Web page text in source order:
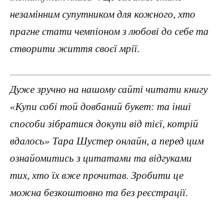
незамінним супутником для кожного, хто
прагне стати чемпіоном з любові до себе та
створити життя своєї мрії.
Дуже зручно на нашому сайті читати книгу
«Купи собі той довбаний букет: та інші
способи зібратися докупи від тієї, котрій
вдалось» Тара Шустер онлайн, а перед цим
ознайомитись з цитатами та відгуками
тих, хто їх вже прочитав. Зробити це
можна безкоштовно та без реєстрації.